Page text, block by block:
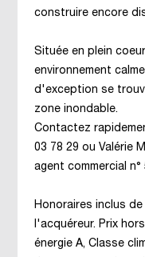
construire encore
Située en plein
environnement
d'exception se
zone inondable.
Contactez
03 78 29 ou Valérie
agent commercial n°
Honoraires inclus
l'acquéreur. Prix
énergie A, Classe